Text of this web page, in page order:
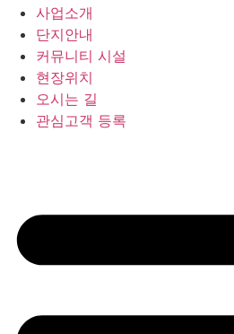
사업소개
단지안내
커뮤니티 시설
현장위치
오시는 길
관심고객 등록